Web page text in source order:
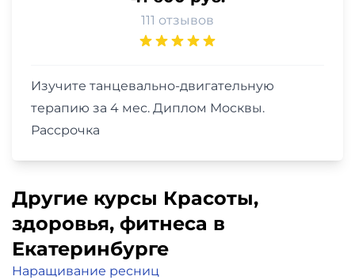
111 отзывов
Изучите танцевально-двигательную
терапию за 4 мес. Диплом Москвы.
Рассрочка
Другие курсы Красоты,
здоровья, фитнеса в
Екатеринбурге
Наращивание ресниц